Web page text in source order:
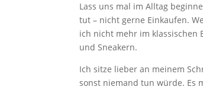
Lass uns mal im Alltag
tut – nicht gerne Einkaufen.
ich nicht mehr im klassischen
und Sneakern.
Ich sitze lieber an meinem
sonst niemand tun würde. Es